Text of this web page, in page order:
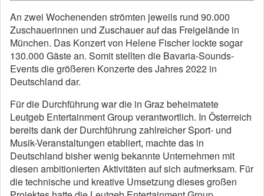
An zwei Wochenenden strömten jeweils rund 90.000
Zuschauerinnen und Zuschauer auf das Freigelände in
München. Das Konzert von Helene Fischer lockte sogar
130.000 Gäste an. Somit stellten die Bavaria-Sounds-
Events die größeren Konzerte des Jahres 2022 in
Deutschland dar.
Für die Durchführung war die in Graz beheimatete
Leutgeb Entertainment Group verantwortlich. In Österreich
bereits dank der Durchführung zahlreicher Sport- und
Musik-Veranstaltungen etabliert, machte das in
Deutschland bisher wenig bekannte Unternehmen mit
diesen ambitionierten Aktivitäten auf sich aufmerksam. Für
die technische und kreative Umsetzung dieses großen